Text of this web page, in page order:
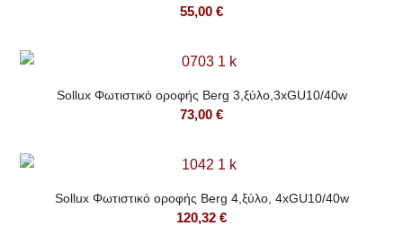
55,00 €
Sollux Φωτιστικό οροφής Berg 3,ξύλο,3xGU10/40w
73,00 €
Sollux Φωτιστικό οροφής Berg 4,ξύλο, 4xGU10/40w
120,32 €